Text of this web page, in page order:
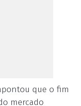
que o fim
mercado